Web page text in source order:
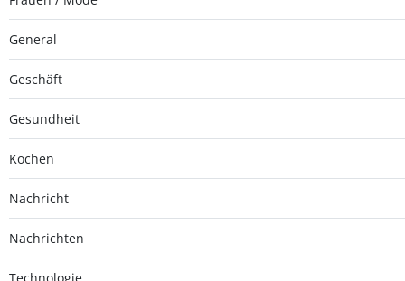
General
Geschäft
Gesundheit
Kochen
Nachricht
Nachrichten